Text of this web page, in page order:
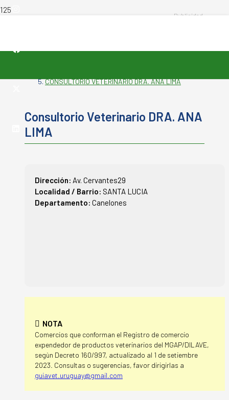
-
CONSULTORIO VETERINARIO DRA. ANA LIMA
Consultorio Veterinario DRA. ANA
LIMA
Dirección: Av. Cervantes29
Localidad / Barrio: SANTA LUCIA
Departamento: Canelones
NOTA
Comercios que conforman el Registro de comercio
expendedor de productos veterinarios del MGAP/DILAVE,
segùn Decreto 160/997, actualizado al 1 de setiembre
2023. Consultas o sugerencias, favor dirigirlas a
guiavet.uruguay@gmail.com